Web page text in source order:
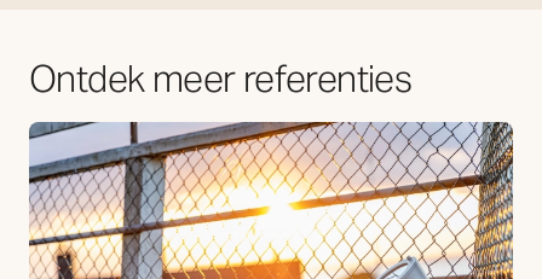
Ontdek meer referenties